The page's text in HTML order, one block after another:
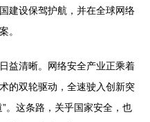
建设保驾护航，并在全球网络
。
益清晰。网络安全产业正乘着
的双轮驱动，全速驶入创新突
。这条路，关乎国家安全，也